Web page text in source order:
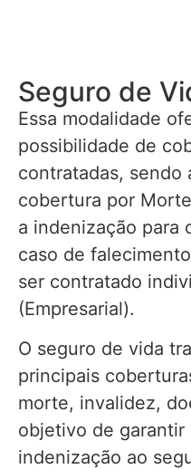
Seguro de
Essa modalidade
possibilidade de
contratadas, sendo
cobertura por
a indenização para
caso de
ser contratado
(Empresarial).
O seguro de vida
principais
morte, invalidez,
objetivo de garantir
indenização ao